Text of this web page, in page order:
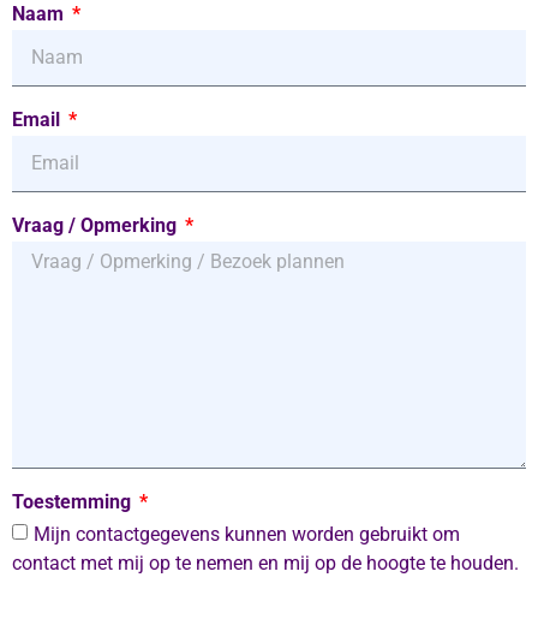
Naam
Email
Vraag / Opmerking
Toestemming
Mijn contactgegevens kunnen worden gebruikt om
contact met mij op te nemen en mij op de hoogte te houden.